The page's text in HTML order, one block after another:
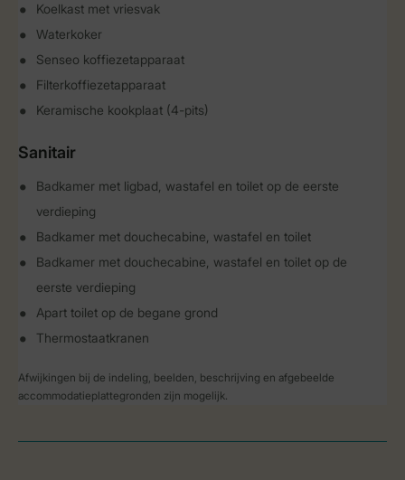
Koelkast met vriesvak
Waterkoker
Senseo koffiezetapparaat
Filterkoffiezetapparaat
Keramische kookplaat (4-pits)
Sanitair
Badkamer met ligbad, wastafel en toilet op de eerste
verdieping
Badkamer met douchecabine, wastafel en toilet
Badkamer met douchecabine, wastafel en toilet op de
eerste verdieping
Apart toilet op de begane grond
Thermostaatkranen
Afwijkingen bij de indeling, beelden, beschrijving en afgebeelde
accommodatieplattegronden zijn mogelijk.